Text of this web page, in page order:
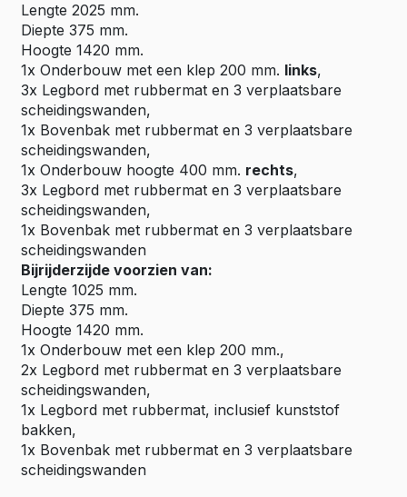
Lengte 2025 mm.
Diepte 375 mm.
Hoogte 1420 mm.
1x Onderbouw met een klep 200 mm. links,
3x Legbord met rubbermat en 3 verplaatsbare
scheidingswanden,
1x Bovenbak met rubbermat en 3 verplaatsbare
scheidingswanden,
1x Onderbouw hoogte 400 mm. rechts,
3x Legbord met rubbermat en 3 verplaatsbare
scheidingswanden,
1x Bovenbak met rubbermat en 3 verplaatsbare
scheidingswanden
Bijrijderzijde voorzien van:
Lengte 1025 mm.
Diepte 375 mm.
Hoogte 1420 mm.
1x Onderbouw met een klep 200 mm.,
2x Legbord met rubbermat en 3 verplaatsbare
scheidingswanden,
1x Legbord met rubbermat, inclusief kunststof
bakken,
1x Bovenbak met rubbermat en 3 verplaatsbare
scheidingswanden